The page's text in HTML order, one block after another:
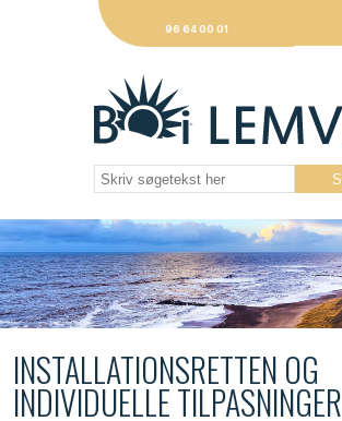
INSTALLATIONSRETTEN OG
INDIVIDUELLE TILPASNINGER
96 64 00 01